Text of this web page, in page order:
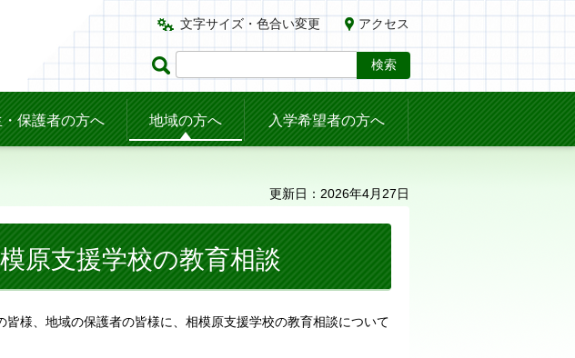
文字サイズ・色合い変更 アクセス
保護者の方へ 地域の方へ 入学希望者の方へ
更新日：2026年4月27日
原支援学校の教育相談
様、地域の保護者の皆様に、相模原支援学校の教育相談について